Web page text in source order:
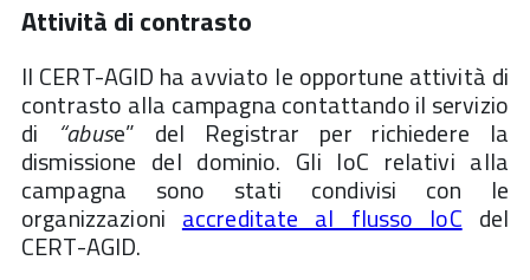
Attività di contrasto
Il CERT-AGID ha avviato le opportune attività di
contrasto alla campagna contattando il servizio
di “abuse” del Registrar per richiedere la
dismissione del dominio. Gli IoC relativi alla
campagna sono stati condivisi con le
organizzazioniaccreditate al flusso IoCdel
CERT-AGID.